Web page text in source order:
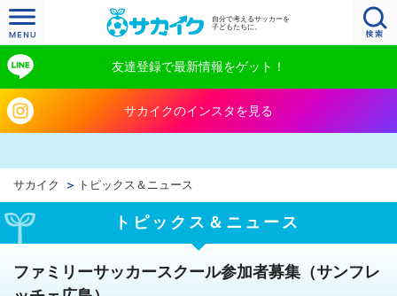
自分で考えるサッカーを
子どもたちに。
友達登録で最新情報をゲット！
サカイクのインスタを見る
サカイク トピックス＆ニュース
トピックス＆ニュース
ファミリーサッカースクール参加者募集（サンフレ